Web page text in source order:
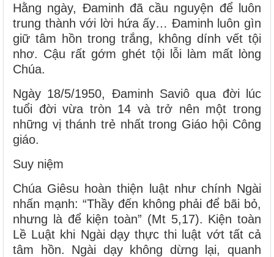
Hằng ngày, Đaminh đã cầu nguyện để luôn
trung thành với lời hứa ấy… Đaminh luôn gìn
giữ tâm hồn trong trắng, không dính vết tội
nhơ. Cậu rất gớm ghét tội lỗi làm mất lòng
Chúa.
Ngày 18/5/1950, Đaminh Saviô qua đời lúc
tuổi đời vừa tròn 14 và trở nên một trong
những vị thánh trẻ nhất trong Giáo hội Công
giáo.
Suy niệm
Chúa Giêsu hoàn thiện luật như chính Ngài
nhấn mạnh: “Thầy đến không phải để bãi bỏ,
nhưng là để kiện toàn” (Mt 5,17). Kiện toàn
Lề Luật khi Ngài dạy thực thi luật vớt tất cả
tâm hồn. Ngài dạy không dừng lại, quanh